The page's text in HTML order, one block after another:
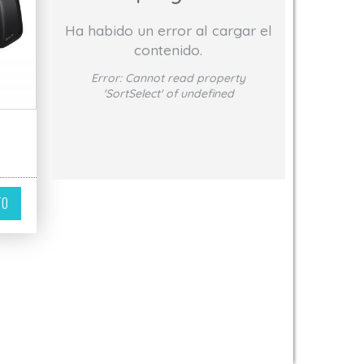
Ha habido un error al cargar el
contenido.
Error: Cannot read property
'SortSelect' of undefined